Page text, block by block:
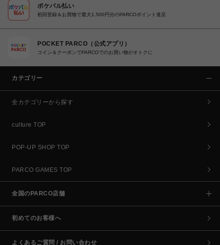
ポケパル払い
初回登録＆お買物で最大1,500円分のPARCOポイント進呈
POCKET PARCO（公式アプリ）
コイン＆クーポンでPARCOでのお買い物がオトクに
カテゴリー
全カテゴリーから探す
culture TOP
POP-UP SHOP TOP
PARCO GAMES TOP
全国のPARCO店舗
初めてのお客様へ
よくあるご質問 / お問い合わせ